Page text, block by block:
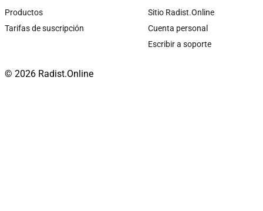
Productos
Tarifas de suscripción
Sitio Radist.Online
Cuenta personal
Escribir a soporte
© 2026 Radist.Online